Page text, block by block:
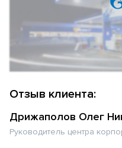
Отзыв клиента:
Дрижаполов Олег
Руководитель центра